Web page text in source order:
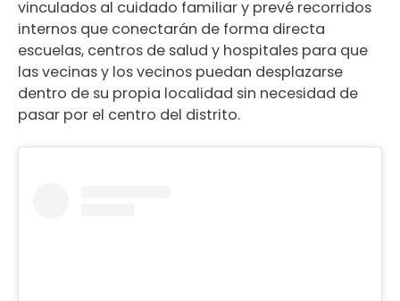
vinculados al cuidado familiar y prevé recorridos
internos que conectarán de forma directa
escuelas, centros de salud y hospitales para que
las vecinas y los vecinos puedan desplazarse
dentro de su propia localidad sin necesidad de
pasar por el centro del distrito.